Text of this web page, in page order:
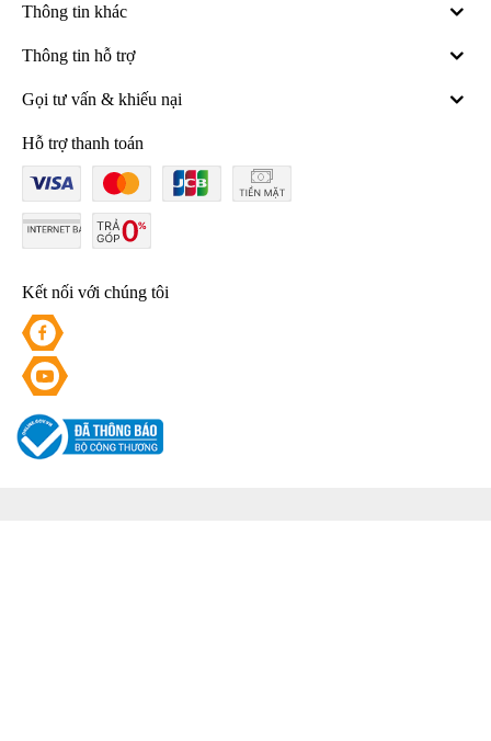
Thông tin khác
Thông tin hỗ trợ
Gọi tư vấn & khiếu nại
Hỗ trợ thanh toán
Kết nối với chúng tôi